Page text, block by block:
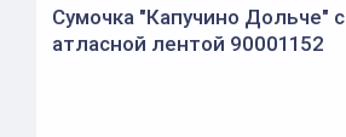
Сумочка "Капучино Дольче" с
атласной лентой 90001152